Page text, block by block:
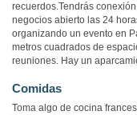
recuerdos.Tendrás
negocios abierto las 24
organizando un evento en
metros cuadrados de
reuniones. Hay un
Comidas
Toma algo de cocina